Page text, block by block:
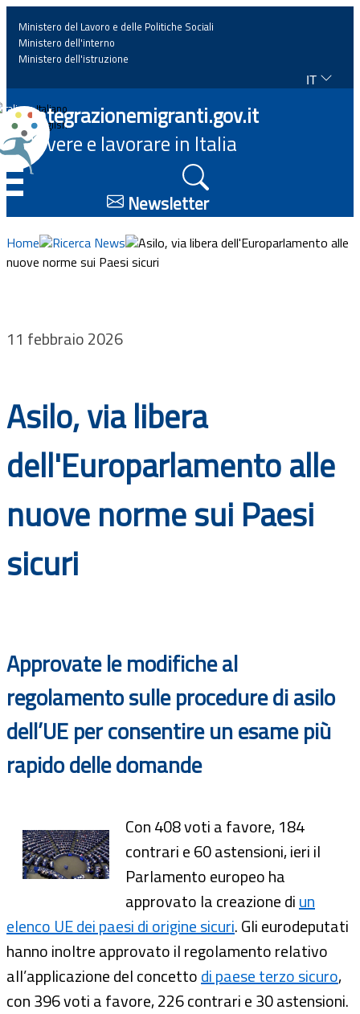
Home
News
Approfondimenti
Eventi
Progetti
Bandi
Guide
Ministero del Lavoro e delle Politiche Sociali
Ministero dell'interno
Ministero dell'istruzione
IT
Italiano
English
Integrazionemigranti.gov.it
Vivere e lavorare in Italia
Newsletter
Home Ricerca News
Asilo, via libera dell'Europarlamento alle
nuove norme sui Paesi sicuri
11 febbraio 2026
Asilo, via libera
dell'Europarlamento alle
nuove norme sui Paesi
sicuri
Approvate le modifiche al
regolamento sulle procedure di asilo
dell’UE per consentire un esame più
rapido delle domande
Con 408 voti a favore, 184
contrari e 60 astensioni, ieri il
Parlamento europeo ha
approvato la creazione diun
elenco UE dei paesi di origine sicuri. Gli eurodeputati
hanno inoltre approvato il regolamento relativo
all’applicazione del concettodi paese terzo sicuro,
con 396 voti a favore, 226 contrari e 30 astensioni.